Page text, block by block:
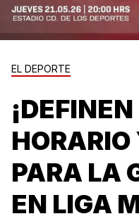
EL DEPORTE
PARA LA
EN LIGA